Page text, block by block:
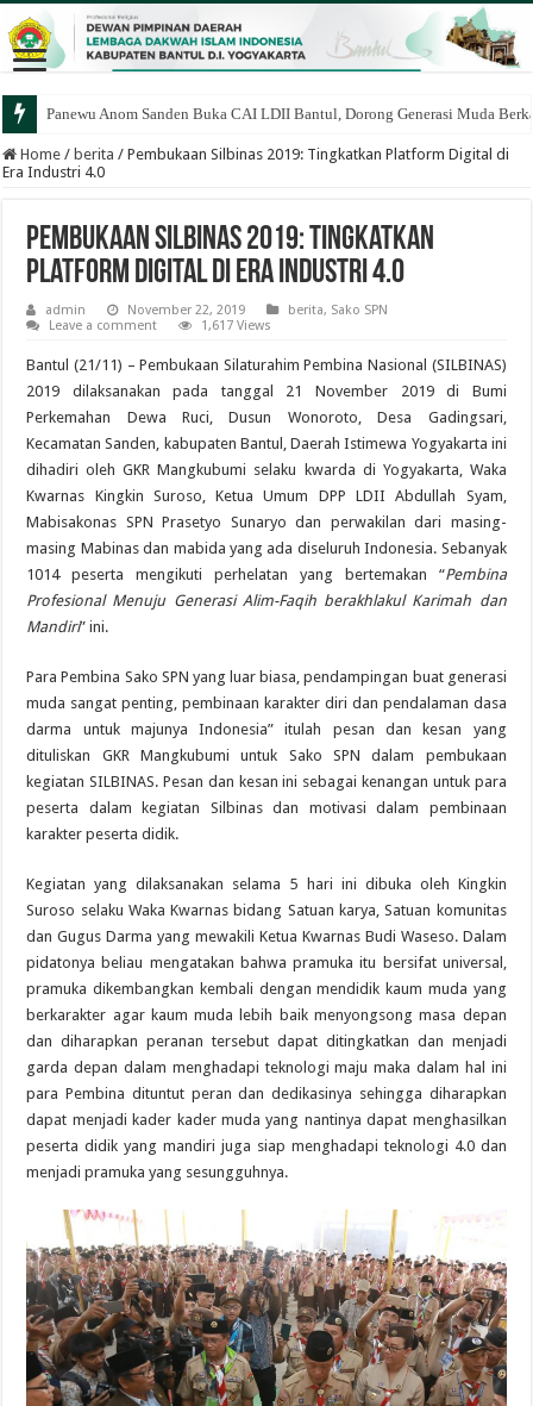
Panewu Anom Sanden Buka CAI LDII Bantul, Dorong Generasi Muda
Home / berita / Pembukaan Silbinas 2019: Tingkatkan Platform Digital di
Era Industri 4.0
Pembukaan Silbinas 2019: Tingkatkan
Platform Digital di Era Industri 4.0
admin November 22, 2019 berita, Sako SPN
Leave a comment
1,617 Views
Bantul (21/11) – Pembukaan Silaturahim Pembina Nasional (SILBINAS)
2019 dilaksanakan pada tanggal 21 November 2019 di Bumi
Perkemahan Dewa Ruci, Dusun Wonoroto, Desa Gadingsari,
Kecamatan Sanden, kabupaten Bantul, Daerah Istimewa Yogyakarta ini
dihadiri oleh GKR Mangkubumi selaku kwarda di Yogyakarta, Waka
Kwarnas Kingkin Suroso, Ketua Umum DPP LDII Abdullah Syam,
Mabisakonas SPN Prasetyo Sunaryo dan perwakilan dari masing-
masing Mabinas dan mabida yang ada diseluruh Indonesia. Sebanyak
1014 peserta mengikuti perhelatan yang bertemakan “Pembina
Profesional Menuju Generasi Alim-Faqih berakhlakul Karimah dan
Mandiri” ini.
Para Pembina Sako SPN yang luar biasa, pendampingan buat generasi
muda sangat penting, pembinaan karakter diri dan pendalaman dasa
darma untuk majunya Indonesia” itulah pesan dan kesan yang
dituliskan GKR Mangkubumi untuk Sako SPN dalam pembukaan
kegiatan SILBINAS. Pesan dan kesan ini sebagai kenangan untuk para
peserta dalam kegiatan Silbinas dan motivasi dalam pembinaan
karakter peserta didik.
Kegiatan yang dilaksanakan selama 5 hari ini dibuka oleh Kingkin
Suroso selaku Waka Kwarnas bidang Satuan karya, Satuan komunitas
dan Gugus Darma yang mewakili Ketua Kwarnas Budi Waseso. Dalam
pidatonya beliau mengatakan bahwa pramuka itu bersifat universal,
pramuka dikembangkan kembali dengan mendidik kaum muda yang
berkarakter agar kaum muda lebih baik menyongsong masa depan
dan diharapkan peranan tersebut dapat ditingkatkan dan menjadi
garda depan dalam menghadapi teknologi maju maka dalam hal ini
para Pembina dituntut peran dan dedikasinya sehingga diharapkan
dapat menjadi kader kader muda yang nantinya dapat menghasilkan
peserta didik yang mandiri juga siap menghadapi teknologi 4.0 dan
menjadi pramuka yang sesungguhnya.